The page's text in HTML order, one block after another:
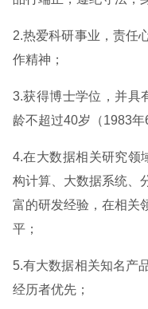
2.热爱科研事业，责任
作精神；
3.获得博士学位，并具
龄不超过40岁（1983年
4.在大数据相关研究领
构计算、大数据系统、
富的研发经验，在相关
平；
5.有大数据相关知名产
经历者优先；